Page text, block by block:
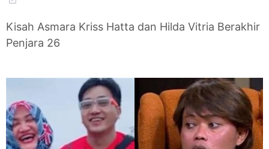
Kisah Asmara Kriss Hatta dan Hilda Vitria Berakhir
Penjara 26